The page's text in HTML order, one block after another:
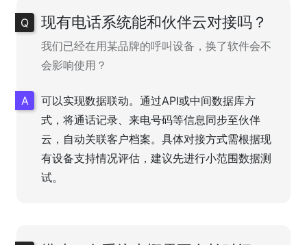
现有电话系统能和伙伴云对接吗？
我们已经在用某品牌的呼叫设备，换了软件会不
会影响使用？
可以实现数据联动。通过API或中间数据库方
式，将通话记录、来电号码等信息同步至伙伴
云，自动关联客户档案。具体对接方式需根据现
有设备支持情况评估，建议先进行小范围数据测
试。